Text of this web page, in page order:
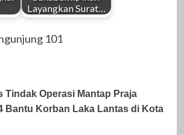
Layangkan Surat…
101
Tindak Operasi Mantap Praja
Bantu Korban Laka Lantas di Kota